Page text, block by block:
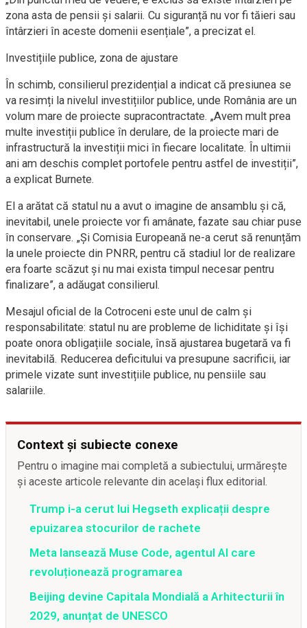
zona asta de pensii și salarii. Cu siguranță nu vor fi tăieri sau
întârzieri în aceste domenii esențiale”, a precizat el.
Investițiile publice, zona de ajustare
În schimb, consilierul prezidențial a indicat că presiunea se
va resimți la nivelul investițiilor publice, unde România are un
volum mare de proiecte supracontractate. „Avem mult prea
multe investiții publice în derulare, de la proiecte mari de
infrastructură la investiții mici în fiecare localitate. În ultimii
ani am deschis complet portofele pentru astfel de investiții”,
a explicat Burnete.
El a arătat că statul nu a avut o imagine de ansamblu și că,
inevitabil, unele proiecte vor fi amânate, fazate sau chiar puse
în conservare. „Și Comisia Europeană ne-a cerut să renunțăm
la unele proiecte din PNRR, pentru că stadiul lor de realizare
era foarte scăzut și nu mai exista timpul necesar pentru
finalizare”, a adăugat consilierul.
Mesajul oficial de la Cotroceni este unul de calm și
responsabilitate: statul nu are probleme de lichiditate și își
poate onora obligațiile sociale, însă ajustarea bugetară va fi
inevitabilă. Reducerea deficitului va presupune sacrificii, iar
primele vizate sunt investițiile publice, nu pensiile sau
salariile.
Context și subiecte conexe
Pentru o imagine mai completă a subiectului, urmărește
și aceste articole relevante din același flux editorial.
Trump i-a cerut lui Hegseth explicații despre
epuizarea stocurilor de rachete
Meta lansează Muse Code, agentul AI care
revoluționează programarea
Beijing devine Capitala Mondială a Arhitecturii în
2029, anunțat de UNESCO